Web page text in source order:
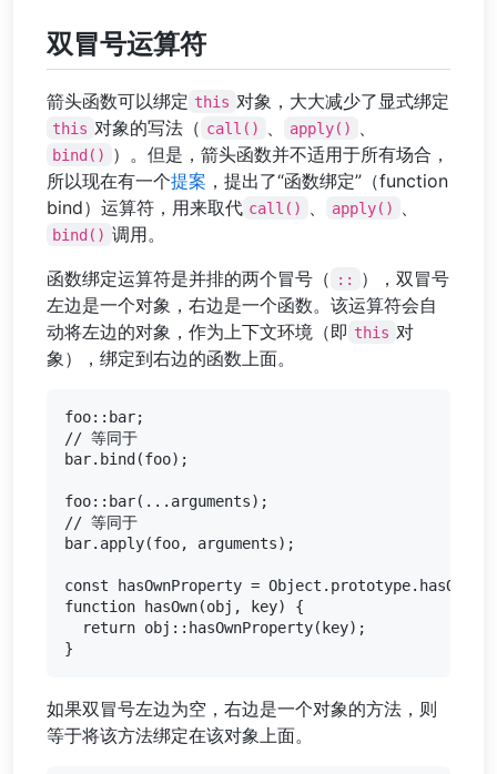
双冒号运算符
箭头函数可以绑定 this 对象，大大减少了显式绑定
this 对象的写法（ call() apply()
bind()
）。但是，箭头函数并不适用于所有场合，
所以现在有一个提案 ，提出了“函数绑定”（function
bind）运算符，用来取代 call() apply()
bind() 调用。
函数绑定运算符是并排的两个冒号（
::
），双冒号
左边是一个对象，右边是一个函数。该运算符会自
动将左边的对象，作为上下文环境（即 this 对
象），绑定到右边的函数上面。
foo::bar;
// 等同于
bar.bind(foo);
foo::bar(...arguments);
// 等同于
bar.apply(foo, arguments);
const hasOwnProperty =
function hasOwn(obj, key) {
  return obj::hasOwnProperty(key);
如果双冒号左边为空，右边是一个对象的方法，则
等于将该方法绑定在该对象上面。